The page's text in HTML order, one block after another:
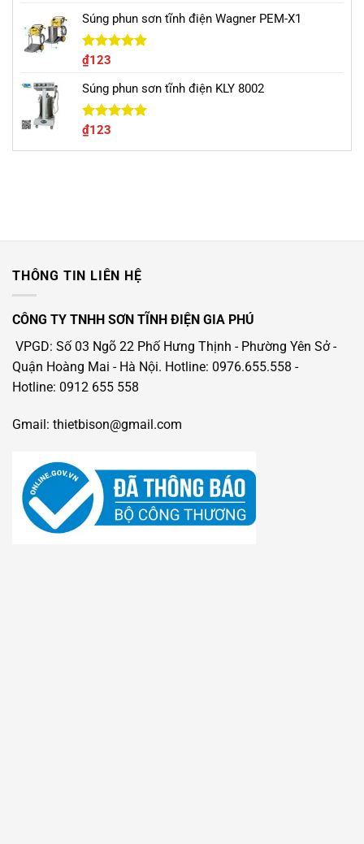
Súng phun sơn tĩnh điện Wagner PEM-X1
Được xếp
5 sao
₫123
Súng phun sơn tĩnh điện KLY 8002
Được xếp
5 sao
₫123
THÔNG TIN LIÊN HỆ
CÔNG TY TNHH SƠN TĨNH ĐIỆN GIA PHÚ
VPGD: Số 03 Ngõ 22 Phố Hưng Thịnh - Phường Yên Sở -
Quận Hoàng Mai - Hà Nội. Hotline: 0976.655.558 -
Hotline: 0912 655 558
Gmail: thietbison@gmail.com